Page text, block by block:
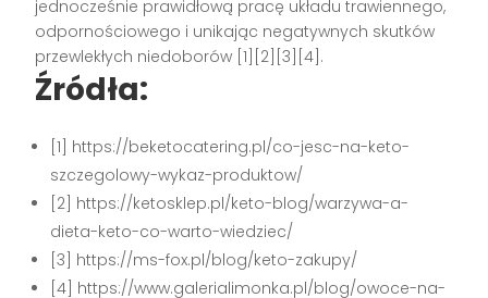
jednocześnie prawidłową pracę układu trawiennego,
odpornościowego i unikając negatywnych skutków
przewlekłych niedoborów [1][2][3][4].
Źródła:
[1] https://beketocatering.pl/co-jesc-na-keto-
szczegolowy-wykaz-produktow/
[2] https://ketosklep.pl/keto-blog/warzywa-a-
dieta-keto-co-warto-wiedziec/
[3] https://ms-fox.pl/blog/keto-zakupy/
[4] https://www.galerialimonka.pl/blog/owoce-na-